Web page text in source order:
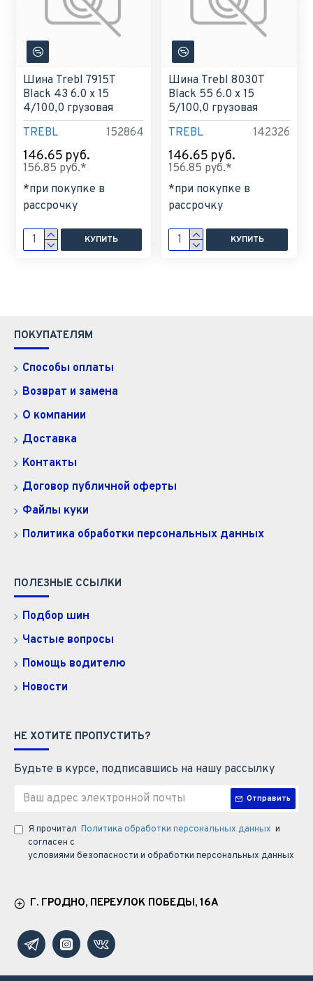
TREBL 152864
Шина Trebl 7915T
Black 43 6.0 x 15
4/100,0 грузовая
146.65 руб.
156.85 руб.*
*при покупке в
рассрочку
КУПИТЬ
TREBL 142326
Шина Trebl 8030T
Black 55 6.0 x 15
5/100,0 грузовая
146.65 руб.
156.85 руб.*
*при покупке в
рассрочку
КУПИТЬ
ПОКУПАТЕЛЯМ
Способы оплаты
Возврат и замена
О компании
Доставка
Контакты
Договор публичной оферты
Файлы куки
Политика обработки персональных данных
ПОЛЕЗНЫЕ ССЫЛКИ
Подбор шин
Частые вопросы
Помощь водителю
Новости
НЕ ХОТИТЕ ПРОПУСТИТЬ?
Будьте в курсе, подписавшись на нашу рассылку
Отправить
Я прочитал Политика обработки персональных данных и
согласен с
условиями безопасности и обработки персональных данных
Г. ГРОДНО, ПЕРЕУЛОК ПОБЕДЫ, 16А